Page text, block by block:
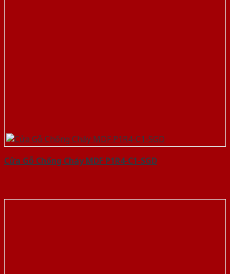
Cửa Gỗ Chống Cháy MDF P1R4-C1-SGD